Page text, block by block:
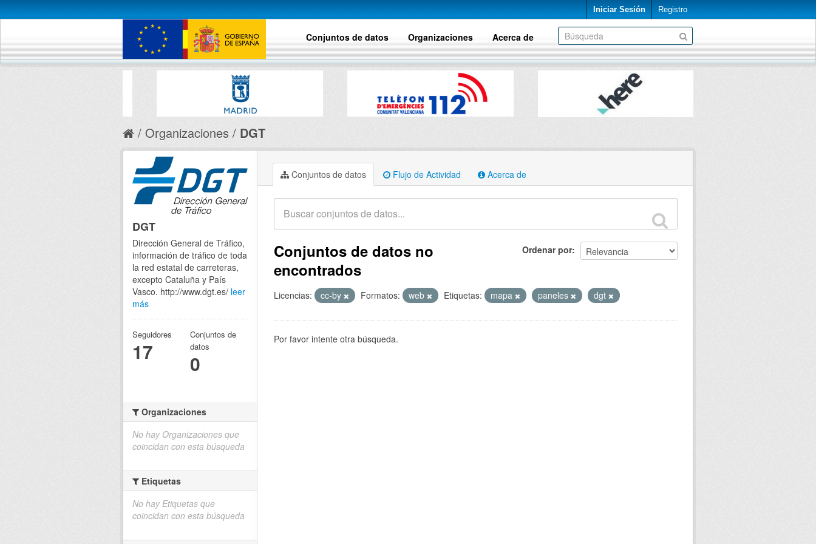
Iniciar Sesión Registro
Conjuntos de datos Organizaciones Acerca de
Organizaciones DGT
Conjuntos de datos Flujo de Actividad Acerca de
Ordenar por
Conjuntos de datos no
encontrados
Licencias: cc-by Formatos: web Etiquetas: mapa paneles dgt
Por favor intente otra búsqueda.
DGT
Dirección General de Tráfico,
información de tráfico de toda
la red estatal de carreteras,
excepto Cataluña y País
Vasco. http://www.dgt.es/ leer
más
Seguidores
17
Conjuntos de
datos
0
Organizaciones
No hay Organizaciones que
coincidan con esta búsqueda
Etiquetas
No hay Etiquetas que
coincidan con esta búsqueda